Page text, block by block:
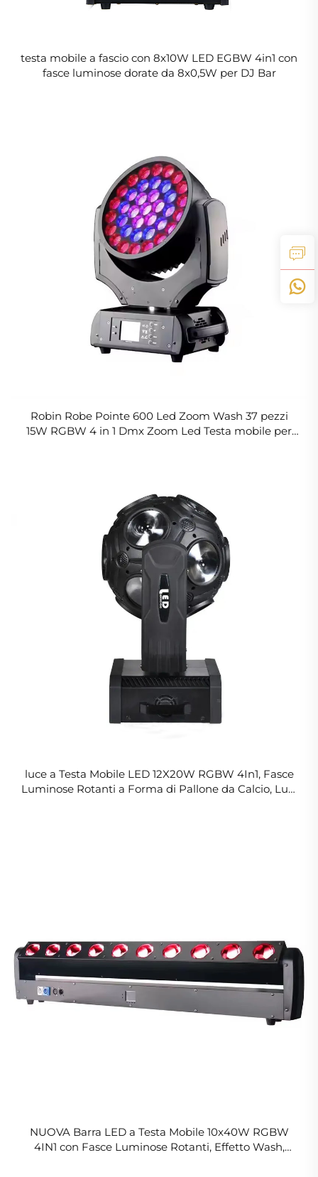
testa mobile a fascio con 8x10W LED EGBW 4in1 con
fasce luminose dorate da 8x0,5W per DJ Bar
Robin Robe Pointe 600 Led Zoom Wash 37 pezzi
15W RGBW 4 in 1 Dmx Zoom Led Testa mobile per
luce a Testa Mobile LED 12X20W RGBW 4In1, Fasce
Luminose Rotanti a Forma di Pallone da Calcio, Luci
NUOVA Barra LED a Testa Mobile 10x40W RGBW
4IN1 con Fasce Luminose Rotanti, Effetto Wash,